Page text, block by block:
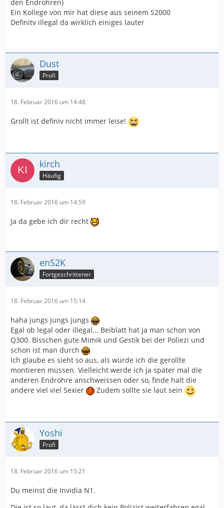
den Endrohren)
Ein Kollege von mir hat diese aus seinem S2000
Definitv illegal da wirklich einiges lauter
Dust
Profi
18. Februar 2016 um 14:48
Grollt ist definiv nicht immer leise!
kirch
Häufig
18. Februar 2016 um 14:59
Ja da gebe ich dir recht
enS2K
Fortgeschrittener
18. Februar 2016 um 15:14
haha jungs jungs jungs
Egal ob legal oder illegal... Beiblatt hat ja man schon von
Q300. Bisschen gute Mimik und Gestik bei der Poliezi und
schon ist man durch
Ich glaube es sieht so aus, als würde ich die gerollte
montieren müssen. Vielleicht werde ich ja später mal die
anderen Endrohre anschweissen oder so, finde halt die
andere viel viel Sexier
Zudem sollte sie laut sein
Yoshi
Profi
18. Februar 2016 um 15:21
Du meinst die Invidia N1.